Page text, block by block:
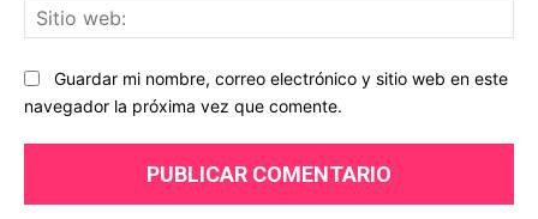
Guardar mi nombre, correo electrónico y sitio web en este
navegador la próxima vez que comente.